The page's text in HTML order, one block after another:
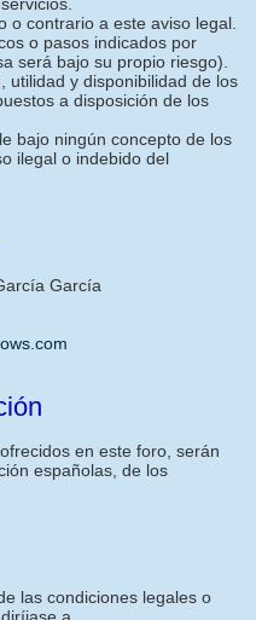
o contrario a este aviso legal.
o pasos indicados por
será bajo su propio riesgo).
utilidad y disponibilidad de los
a disposición de los
bajo ningún concepto de los
ilegal o indebido del
García
en este foro, serán
españolas, de los
las condiciones legales o